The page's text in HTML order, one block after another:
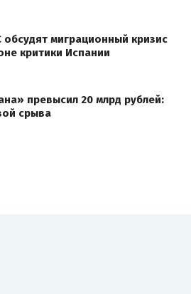
миграционный кризис
критики Испании
превысил 20 млрд рублей:
срыва